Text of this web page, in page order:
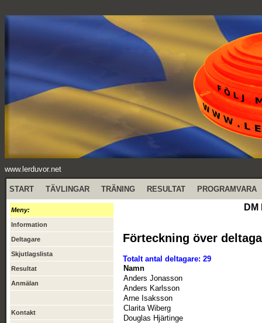
www.lerduvor.net
START TÄVLINGAR TRÄNING RESULTAT PROGRAMVARA
Meny:
Information
Deltagare
Skjutlagslista
Resultat
Anmälan
Kontakt
Förteckning över
Totalt antal deltagare: 29
Namn
Anders Jonasson
Anders Karlsson
Arne Isaksson
Clarita Wiberg
Douglas Hjärtinge